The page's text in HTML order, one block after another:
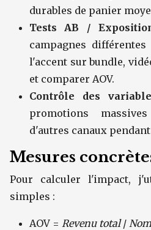
durables de panier
Tests AB /
campagnes
l'accent sur bundle,
et comparer AOV.
Contrôle des
promotions
d'autres canaux
Mesures
Pour calculer l'impact,
simples :
AOV = Revenu total/